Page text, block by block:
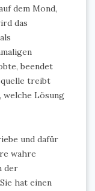
dem Mond,
das
beendet
treibt
welche Lösung
und dafür
wahre
der
hat einen